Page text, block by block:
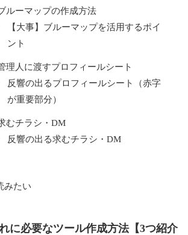
ルーマップの作成方法
【大事】ブルーマップを活用するポイ
ント
理人に渡すプロフィールシート
反響の出るプロフィールシート（赤字
が重要部分）
むチラシ・DM
反響の出る求むチラシ・DM
みたい
に必要なツール作成方法【3つ紹介